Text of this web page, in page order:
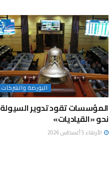
البورصة والشركات
المؤسسات تقود تدوير السيولة
نحو «القياديات»
الأربعاء 5 أغسطس 2026